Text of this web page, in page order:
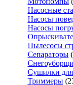
Насосные
Насосы
Насосы
Пылесосы
Сепараторы
Сушилки
Триммеры